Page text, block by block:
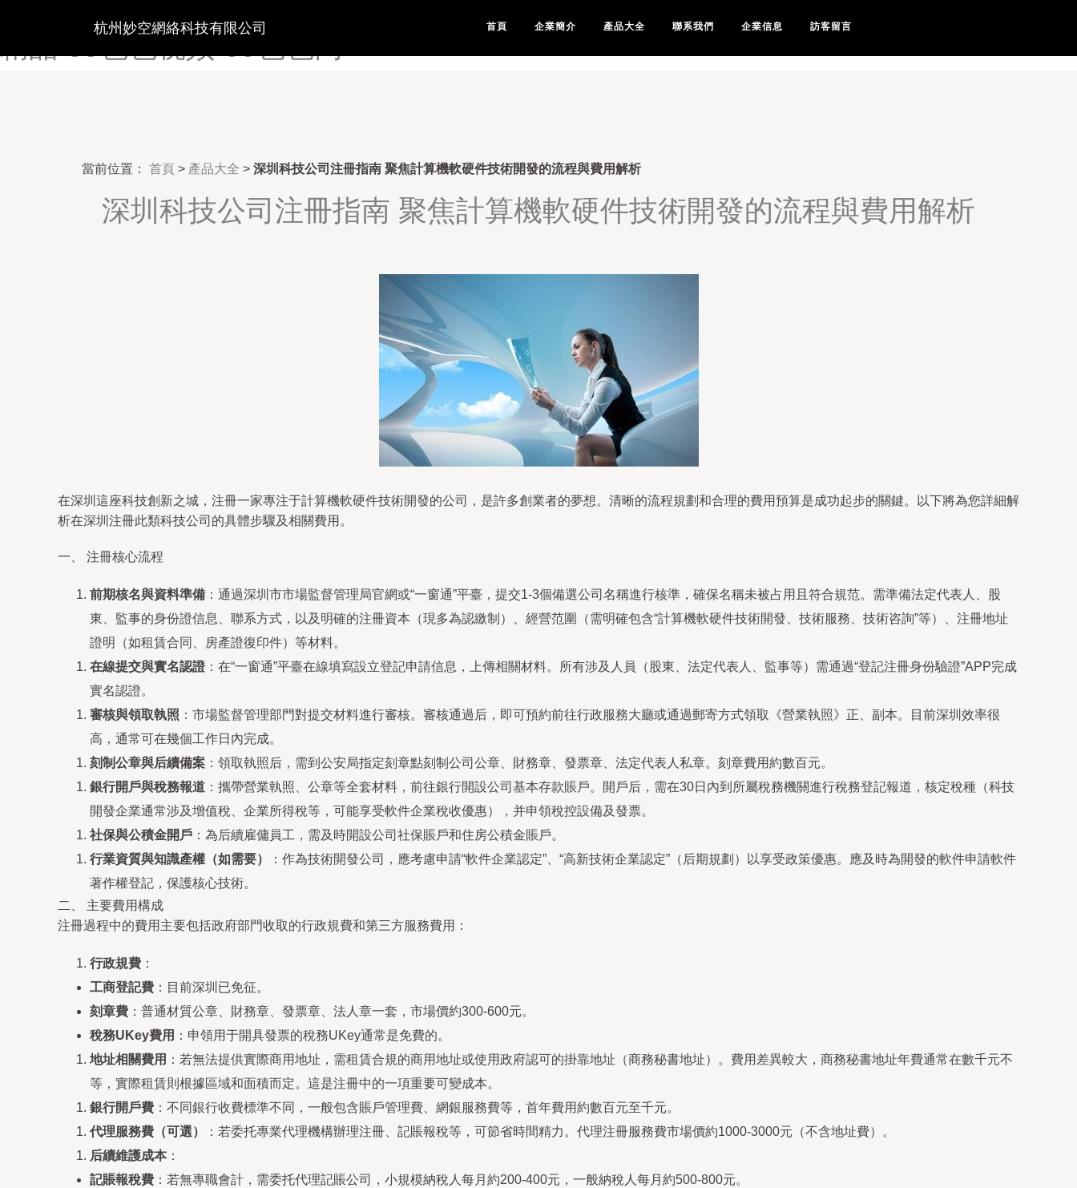
99日韩精品-99日网页-99三级片-99三级视频-99色吃瓜-99色导航-99色国产-99色国产
杭州妙空網絡科技有限公司 首頁 企業簡介 產品大全 聯系我們 企業信息 訪客留言
當前位置： 首頁 > 產品大全 > 深圳科技公司注冊指南 聚焦計算機軟硬件技術開發的流程與費用解析
深圳科技公司注冊指南 聚焦計算機軟硬件技術開發的流程與費用解析
在深圳這座科技創新之城，注冊一家專注于計算機軟硬件技術開發的公司，是許多創業者的夢想。清晰的流程規劃和合理的費用預算是成功起步的關鍵。以下將為您詳細解
析在深圳注冊此類科技公司的具體步驟及相關費用。
一、 注冊核心流程
前期核名與資料準備 ：通過深圳市市場監督管理局官網或“一窗通”平臺，提交1-3個備選公司名稱進行核準，確保名稱未被占用且符合規范。需準備法定代表人、股
東、監事的身份證信息、聯系方式，以及明確的注冊資本（現多為認繳制）、經營范圍（需明確包含“計算機軟硬件技術開發、技術服務、技術咨詢”等）、注冊地址
證明（如租賃合同、房產證復印件）等材料。
在線提交與實名認證：在“一窗通”平臺在線填寫設立登記申請信息，上傳相關材料。所有涉及人員（股東、法定代表人、監事等）需通過“登記注冊身份驗證”APP完成
實名認證。
審核與領取執照 ：市場監督管理部門對提交材料進行審核。審核通過后，即可預約前往行政服務大廳或通過郵寄方式領取《營業執照》正、副本。目前深圳效率很
高，通常可在幾個工作日內完成。
刻制公章與后續備案 ：領取執照后，需到公安局指定刻章點刻制公司公章、財務章、發票章、法定代表人私章。刻章費用約數百元。
銀行開戶與稅務報道 ：攜帶營業執照、公章等全套材料，前往銀行開設公司基本存款賬戶。開戶后，需在30日內到所屬稅務機關進行稅務登記報道，核定稅種（科技
開發企業通常涉及增值稅、企業所得稅等，可能享受軟件企業稅收優惠），并申領稅控設備及發票。
社保與公積金開戶 ：為后續雇傭員工，需及時開設公司社保賬戶和住房公積金賬戶。
行業資質與知識產權（如需要）
：作為技術開發公司，應考慮申請“軟件企業認定”、“高新技術企業認定”（后期規劃）以享受政策優惠。應及時為開發的軟件申請軟件
著作權登記，保護核心技術。
二、 主要費用構成
注冊過程中的費用主要包括政府部門收取的行政規費和第三方服務費用：
行政規費 ：
工商登記費 ：目前深圳已免征。
刻章費 ：普通材質公章、財務章、發票章、法人章一套，市場價約300-600元。
稅務UKey費用 ：申領用于開具發票的稅務UKey通常是免費的。
地址相關費用 ：若無法提供實際商用地址，需租賃合規的商用地址或使用政府認可的掛靠地址（商務秘書地址）。費用差異較大，商務秘書地址年費通常在數千元不
等，實際租賃則根據區域和面積而定。這是注冊中的一項重要可變成本。
銀行開戶費 ：不同銀行收費標準不同，一般包含賬戶管理費、網銀服務費等，首年費用約數百元至千元。
代理服務費（可選）
：若委托專業代理機構辦理注冊、記賬報稅等，可節省時間精力。代理注冊服務費市場價約1000-3000元（不含地址費）。
后續維護成本：
記賬報稅費 ：若無專職會計，需委托代理記賬公司，小規模納稅人每月約200-400元，一般納稅人每月約500-800元。